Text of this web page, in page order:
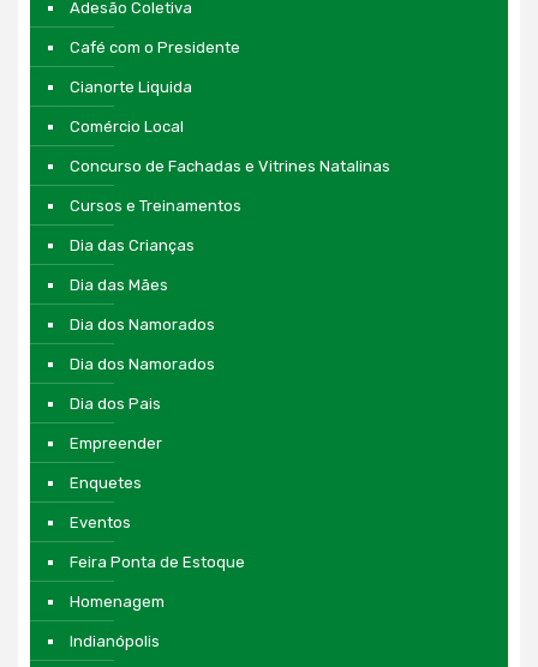
Adesão Coletiva
Café com o Presidente
Cianorte Liquida
Comércio Local
Concurso de Fachadas e Vitrines Natalinas
Cursos e Treinamentos
Dia das Crianças
Dia das Mães
Dia dos Namorados
Dia dos Namorados
Dia dos Pais
Empreender
Enquetes
Eventos
Feira Ponta de Estoque
Homenagem
Indianópolis